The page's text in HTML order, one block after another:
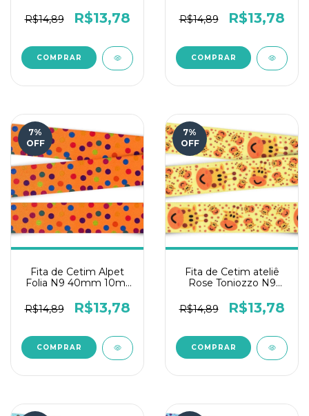
Fluor
R$14,89 R$13,78
R$14,89
R$13,78
7%
OFF
Fita de Cetim Alpet
Folia N9 40mm 10m-
Fluor
R$14,89 R$13,78
7%
OFF
Fita de Cetim ateliê
Rose Toniozzo N9
R$14,89
R$13,78